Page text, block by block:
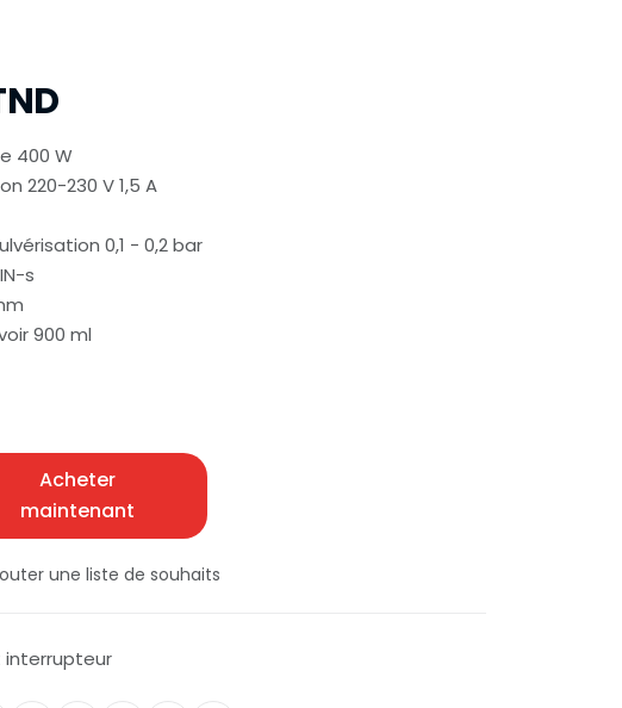
400 W
220-230 V 1,5 A
0,1 - 0,2 bar
s
900 ml
Acheter
maintenant
une liste de souhaits
interrupteur